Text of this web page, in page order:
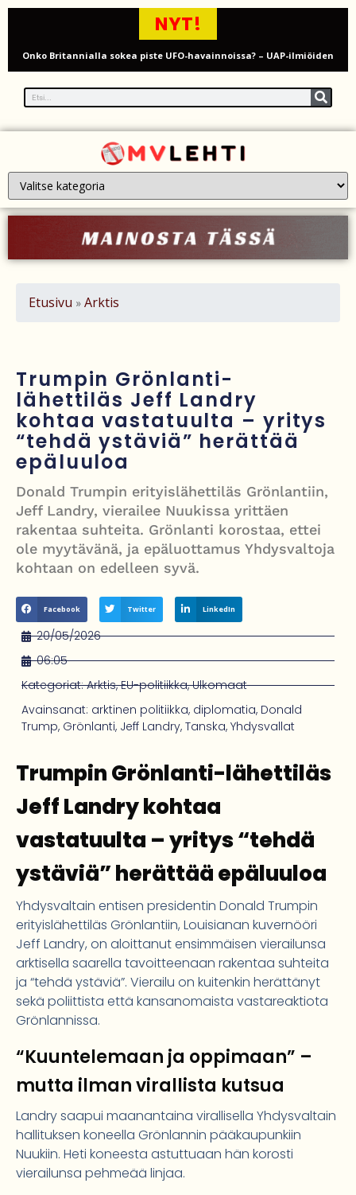
NYT!
Onko Britannialla sokea piste UFO-havainnoissa? – UAP-ilmiöiden
Millaista on työskennellä kahdeksankymppisenä? Ikääntyvien
työntekijöiden arki ja haasteet
Iso-Britannia pysäytti Venäjän varjolaivaston öljytankkerin Englannin
kanaalissa – isku Putinin sotakassaan
Kimi ja Minttu Räikkönen juhlivat 10-vuotishääpäiväänsä – näin F1-
asuntotuotannosta
Painumat sillan lähellä pysäyttivät junaliikenteen Gatwickin
lentoasemalle
esiintymisen Kanadan MM-avauksen sijaan
Grenfellin tornon palo: yhdeksäs vuosipäivä erityisen raskas omaisille
Etusivu » Arktis
Trumpin Grönlanti-
lähettiläs Jeff Landry
kohtaa vastatuulta – yritys
“tehdä ystäviä” herättää
epäluuloa
Donald Trumpin erityislähettiläs Grönlantiin,
Jeff Landry, vierailee Nuukissa yrittäen
rakentaa suhteita. Grönlanti korostaa, ettei
ole myytävänä, ja epäluottamus Yhdysvaltoja
kohtaan on edelleen syvä.
Facebook Twitter LinkedIn
20/05/2026
06:05
Kategoriat: Arktis,EU-politiikka,Ulkomaat
Avainsanat: arktinen politiikka, diplomatia, Donald
Trump, Grönlanti, Jeff Landry, Tanska, Yhdysvallat
Trumpin Grönlanti-lähettiläs
Jeff Landry kohtaa
vastatuulta – yritys “tehdä
ystäviä” herättää epäluuloa
Yhdysvaltain entisen presidentin Donald Trumpin
erityislähettiläs Grönlantiin, Louisianan kuvernööri
Jeff Landry, on aloittanut ensimmäisen vierailunsa
arktisella saarella tavoitteenaan rakentaa suhteita
ja “tehdä ystäviä”. Vierailu on kuitenkin herättänyt
sekä poliittista että kansanomaista vastareaktiota
Grönlannissa.
“Kuuntelemaan ja oppimaan” –
mutta ilman virallista kutsua
Landry saapui maanantaina virallisella Yhdysvaltain
hallituksen koneella Grönlannin pääkaupunkiin
Nuukiin. Heti koneesta astuttuaan hän korosti
vierailunsa pehmeää linjaa.